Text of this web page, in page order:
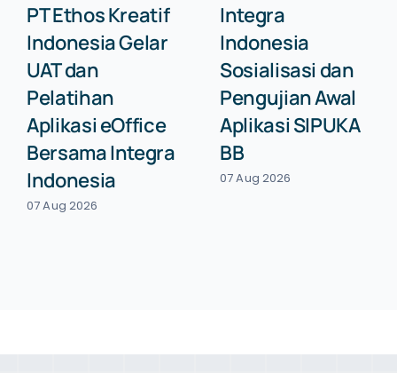
PT Ethos Kreatif
Indonesia Gelar
UAT dan
Pelatihan
Aplikasi eOffice
Bersama Integra
Indonesia
07 Aug 2026
Integra
Indonesia
Sosialisasi dan
Pengujian Awal
Aplikasi SIPUKA
BB
07 Aug 2026